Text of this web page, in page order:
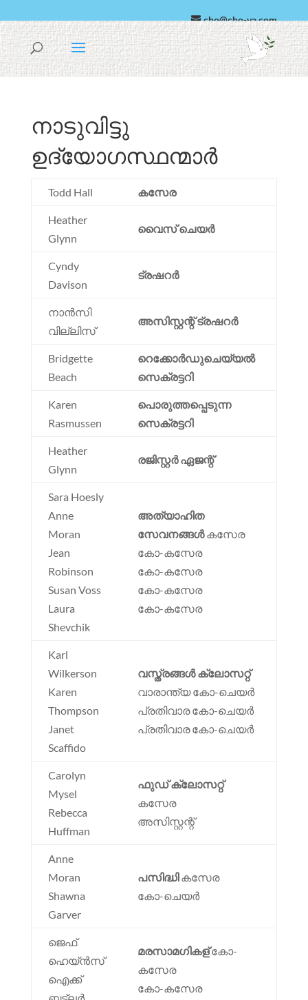
cho@cho-va.com
അറബി
എസ്പനോൾ
നാടുവിട്ടു
ഉദ്യോഗസ്ഥന്മാർ
കസേര
Todd Hall
വൈസ് ചെയർ
Heather
Glynn
ട്രഷറർ
Cyndy
Davison
അസിസ്റ്റന്റ് ട്രഷറർ
നാൻസി
വില്ലിസ്
റെക്കോർഡുചെയ്യൽ
സെക്രട്ടറി
Bridgette
Beach
പൊരുത്തപ്പെടുന്ന
സെക്രട്ടറി
Karen
Rasmussen
രജിസ്റ്റർ ഏജന്റ്
Heather
Glynn
അത്യാഹിത
സേവനങ്ങൾകസേര
കോ-കസേര
കോ-കസേര
കോ-കസേര
കോ-കസേര
Sara Hoesly
Anne
Moran
Jean
Robinson
Susan Voss
Laura
Shevchik
വസ്ത്രങ്ങൾ ക്ലോസറ്റ്
വാരാന്ത്യ കോ-ചെയർ
പ്രതിവാര കോ-ചെയർ
പ്രതിവാര കോ-ചെയർ
Karl
Wilkerson
Karen
Thompson
Janet
Scaffido
ഫുഡ് ക്ലോസറ്റ്
കസേര
അസിസ്റ്റന്റ്
Carolyn
Mysel
Rebecca
Huffman
പസിദ്ധികസേര
കോ-ചെയർ
Anne
Moran
Shawna
Garver
മരസാമഗികള്കോ-
കസേര
കോ-കസേര
ജെഫ്
ഹെയ്ൻസ്
ഐക്ക്